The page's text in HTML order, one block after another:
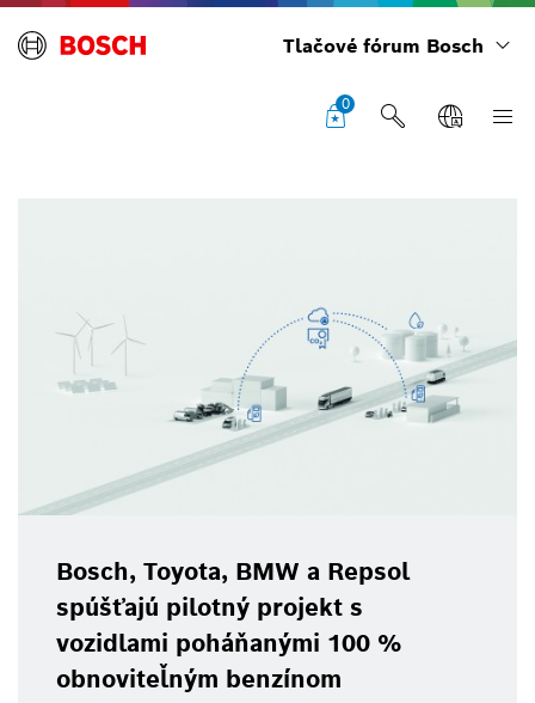
Tlačové fórum Bosch
0
Bosch, Toyota, BMW a Repsol
spúšťajú pilotný projekt s
vozidlami poháňanými 100 %
obnoviteľným benzínom